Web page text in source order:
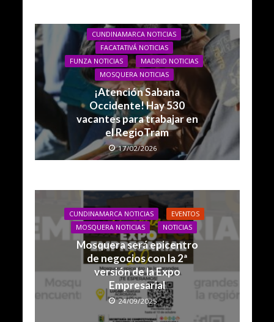
CUNDINAMARCA NOTICIAS
FACATATIVÁ NOTICIAS
FUNZA NOTICIAS
MADRID NOTICIAS
MOSQUERA NOTICIAS
¡Atención Sabana
Occidente! Hay 530
vacantes para trabajar en
el RegioTram
17/02/2026
CUNDINAMARCA NOTICIAS
EVENTOS
MOSQUERA NOTICIAS
NOTICIAS
Mosquera será epicentro
de negocios con la 2ª
versión de la Expo
Empresarial
24/09/2025